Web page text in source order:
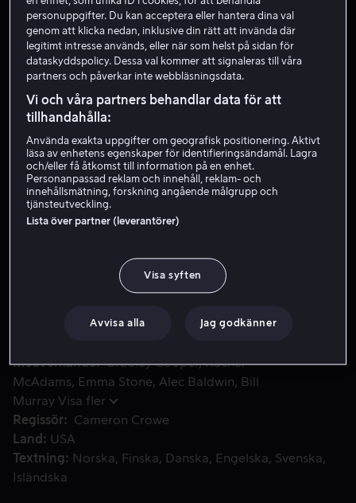
Aloha
5.4 Drama 2015 1 h 40 min
Barntillåten
HD
Hyr 49 kr
Köp 139 kr
Se trailer
Brian är en militärentrepenör som återvänder till Hawaii
Brian är en militärentrepenör som återvänder till Hawaii
han på sin förlorade kärlek Tracy.
Medverkande Bradley Cooper Rachel
McAdams
Emma Stone Alec Baldwin
Bill
Murray Visa fler
Regissör
Cameron Crowe
Land
USA
Textning
Norska Finska Danska Engelska
Svenska
Isländska
personuppgifter. Du kan acceptera eller hantera dina val
genom att klicka nedan, inklusive din rätt att invända där
legitimt intresse används, eller när som helst på sidan för
dataskyddspolicy. Dessa val kommer att signaleras till våra
partners och påverkar inte webbläsningsdata.
Vi och våra partners behandlar data för att
tillhandahålla:
Använda exakta uppgifter om geografisk positionering. Aktivt
läsa av enhetens egenskaper för identifieringsändamål. Lagra
och/eller få åtkomst till information på en enhet.
Personanpassad reklam och innehåll, reklam- och
innehållsmätning, forskning angående målgrupp och
tjänsteutveckling.
Lista över partner (leverantörer)
Visa syften
Avvisa alla Jag godkänner